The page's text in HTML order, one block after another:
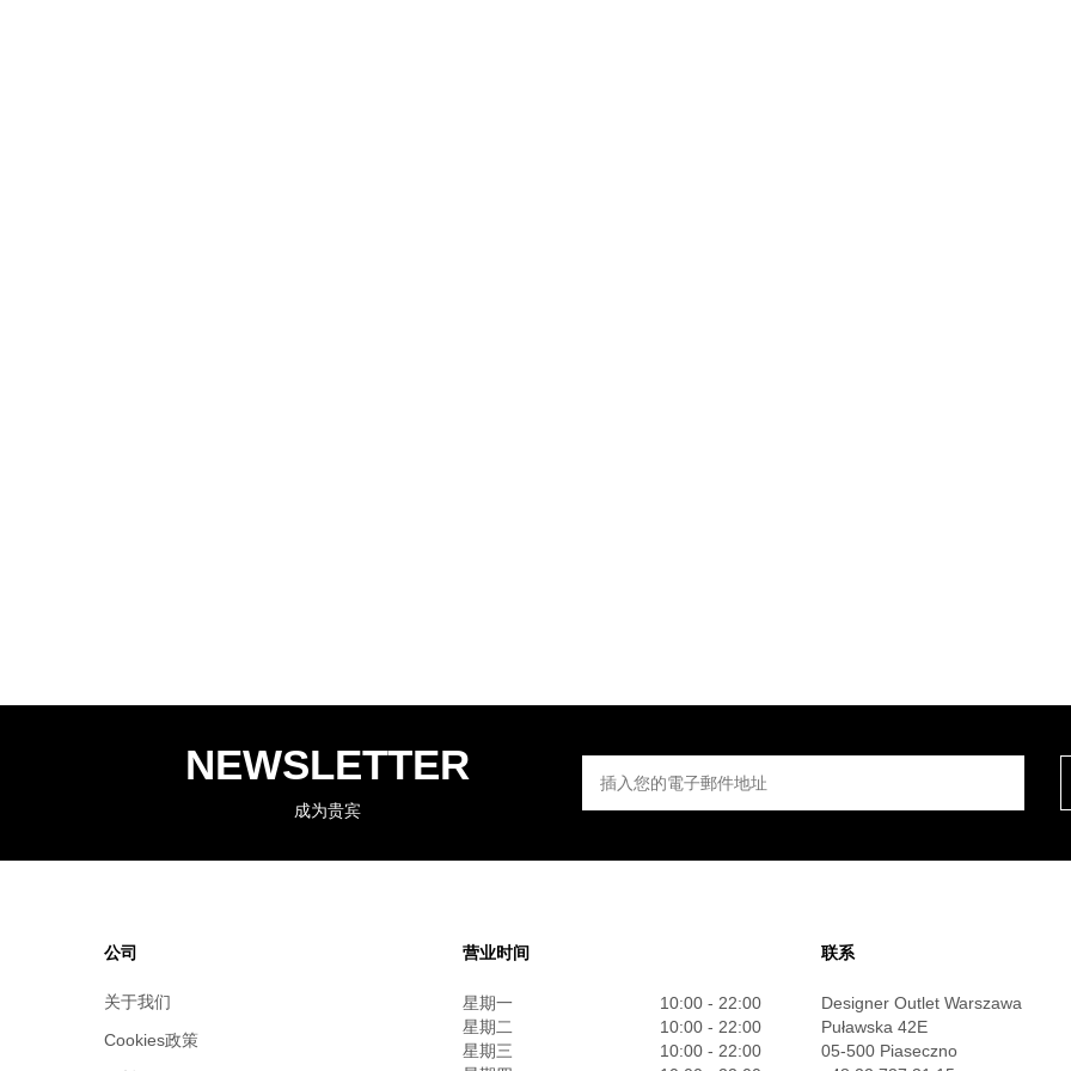
NEWSLETTER
成为贵宾
公司
关于我们
Cookies政策
营业时间
星期一
10:00 - 22:00
星期二
10:00 - 22:00
星期三
10:00 - 22:00
联系
Designer Outlet Warszawa
Puławska 42E
05-500 Piaseczno